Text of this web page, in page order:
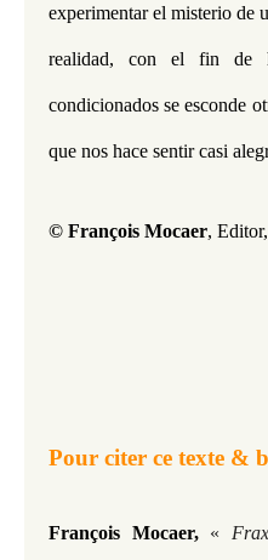
experimentar el misterio de
realidad, con el fin de
condicionados se esconde
que nos hace sentir casi
© François Mocaer,
Pour citer ce texte &
François Mocaer, «